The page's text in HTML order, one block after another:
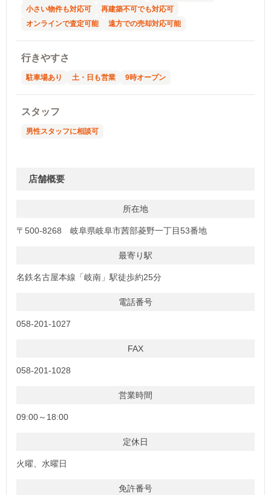
小さい物件も対応可
再建築不可でも対応可
オンラインで査定可能
遠方での売却対応可能
行きやすさ
駐車場あり 土・日も営業 9時オープン
スタッフ
男性スタッフに相談可
店舗概要
所在地
〒500-8268 岐阜県岐阜市茜部菱野一丁目53番地
最寄り駅
名鉄名古屋本線「岐南」駅徒歩約25分
電話番号
058-201-1027
FAX
058-201-1028
営業時間
09:00～18:00
定休日
火曜、水曜日
免許番号